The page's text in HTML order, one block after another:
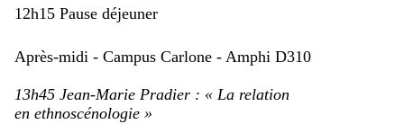
12h15 Pause déjeuner
Après-midi - Campus Carlone - Amphi D310
13h45 Jean-Marie Pradier : « La relation
en ethnoscénologie »